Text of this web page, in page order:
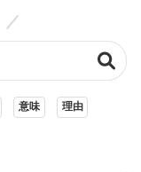
意味 理由